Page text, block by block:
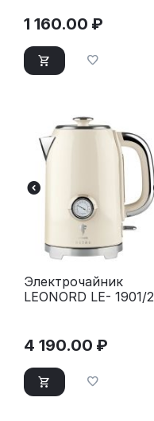
1 160.00 ₽
Электрочайник
LEONORD LE- 1901/2
4 190.00 ₽